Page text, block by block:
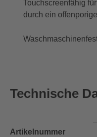
Touchscreenfähig
durch ein
Technische
Artikelnummer